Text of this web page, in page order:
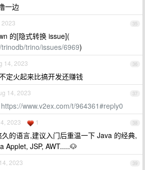
一边
35
2023
的[隐式转换 issue](
trino/issues/6969)
36
14, 2023
定火起来比搞开发还赚钱
37
14, 2023
https://www.v2ex.com/t/964361#reply0
38
2023 1
的语言,建议入门后重温一下 Java 的经典,
Applet, JSP, AWT.....🐶
39
2023